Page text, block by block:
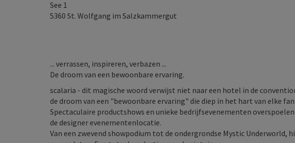
See 1
5360 St. Wolfgang im Salzkammergut
... verrassen, inspireren, verbazen ...
De droom van een bewoonbare ervaring.
scalaria - dit magische woord verwijst niet naar een hotel in de
de droom van een "bewoonbare ervaring" die diep in het hart van elke
Spectaculaire productshows en unieke bedrijfsevenementen
de designer evenementenlocatie.
Van een zwevend showpodium tot de ondergrondse Mystic Underworld,